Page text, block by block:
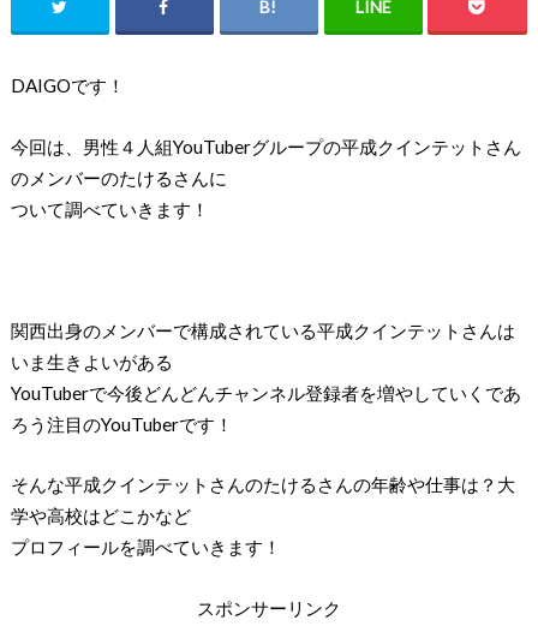
DAIGOです！
今回は、男性４人組YouTuberグループの平成クインテットさん
のメンバーのたけるさんに
ついて調べていきます！
関西出身のメンバーで構成されている平成クインテットさんは
いま生きよいがある
YouTuberで今後どんどんチャンネル登録者を増やしていくであ
ろう注目のYouTuberです！
そんな平成クインテットさんのたけるさんの年齢や仕事は？大
学や高校はどこかなど
プロフィールを調べていきます！
スポンサーリンク